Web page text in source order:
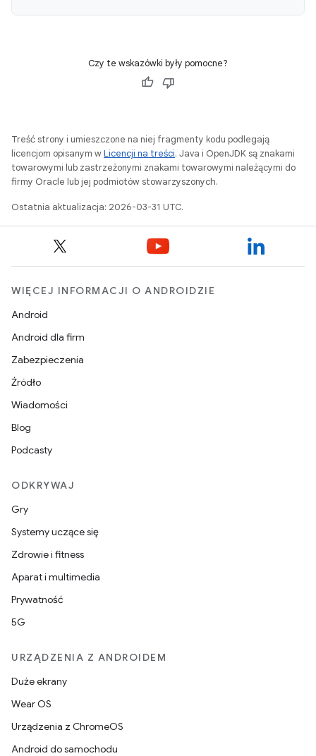
Czy te wskazówki były pomocne?
Treść strony i umieszczone na niej fragmenty kodu podlegają
licencjom opisanym wLicencji na treści. Java i OpenJDK są znakami
towarowymi lub zastrzeżonymi znakami towarowymi należącymi do
firmy Oracle lub jej podmiotów stowarzyszonych.
Ostatnia aktualizacja: 2026-03-31 UTC.
WIĘCEJ INFORMACJI O ANDROIDZIE
Android
Android dla firm
Zabezpieczenia
Źródło
Wiadomości
Blog
Podcasty
ODKRYWAJ
Gry
Systemy uczące się
Zdrowie i fitness
Aparat i multimedia
Prywatność
5G
URZĄDZENIA Z ANDROIDEM
Duże ekrany
Wear OS
Urządzenia z ChromeOS
Android do samochodu